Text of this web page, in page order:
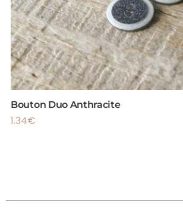
Bouton Duo Anthracite
1.34€